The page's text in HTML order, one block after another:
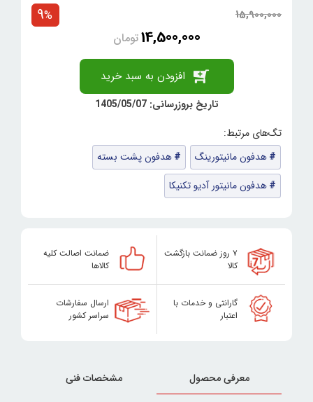
15,900,000
14,500,000تومان
9%
افزودن به سبد خرید
تاریخ بروزرسانی: 1405/05/07
هدفون مانیتورینگ
هدفون پشت بسته
هدفون مانیتور آدیو تکنیکا
۷ روز ضمانت بازگشت
کالا
ضمانت اصالت کلیه
کالاها
گارانتی و خدمات با
اعتبار
ارسال سفارشات
سراسر کشور
معرفی محصول مشخصات فنی